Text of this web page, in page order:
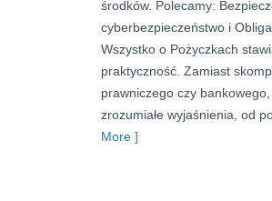
środków. Polecamy:
cyberbezpieczeństwo i
Wszystko o Pożyczkach
praktyczność. Zamiast
prawniczego czy
zrozumiałe wyjaśnienia, od
More ]